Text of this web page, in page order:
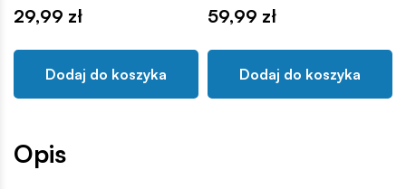
29,99 zł
Dodaj do koszyka
59,99 zł
Dodaj do koszyka
Opis